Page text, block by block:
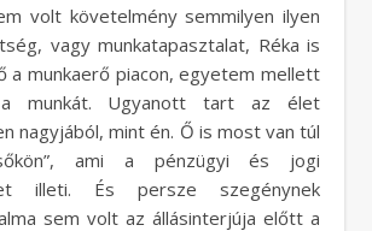
volt követelmény semmilyen ilyen
vagy munkatapasztalat, Réka is
a munkaerő piacon, egyetem mellett
munkát. Ugyanott tart az élet
nagyjából, mint én. Ő is most van túl
ami a pénzügyi és jogi
illeti. És persze szegénynek
sem volt az állásinterjúja előtt a